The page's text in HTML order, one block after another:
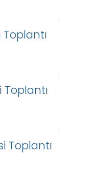
Toplantı
Toplantı
Toplantı